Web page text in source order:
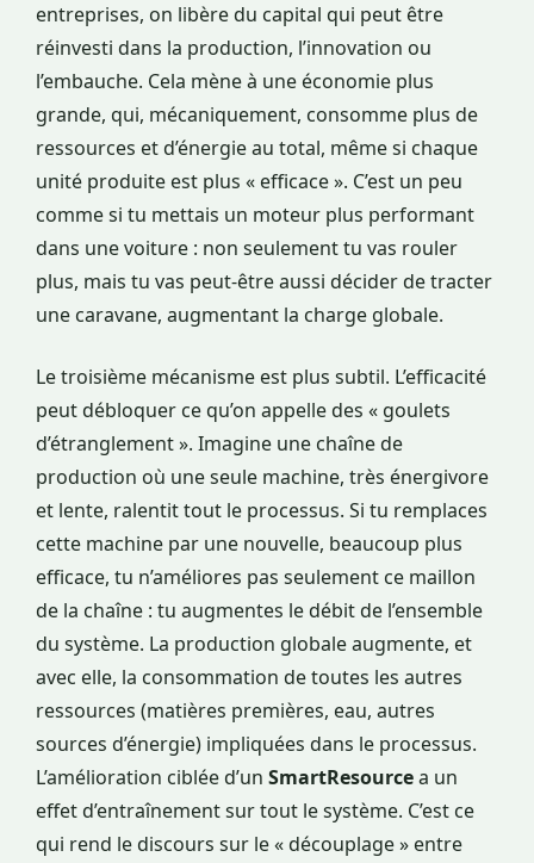
entreprises, on libère du capital qui peut être
réinvesti dans la production, l’innovation ou
l’embauche. Cela mène à une économie plus
grande, qui, mécaniquement, consomme plus de
ressources et d’énergie au total, même si chaque
unité produite est plus « efficace ». C’est un peu
comme si tu mettais un moteur plus performant
dans une voiture : non seulement tu vas rouler
plus, mais tu vas peut-être aussi décider de tracter
une caravane, augmentant la charge globale.
Le troisième mécanisme est plus subtil. L’efficacité
peut débloquer ce qu’on appelle des « goulets
d’étranglement ». Imagine une chaîne de
production où une seule machine, très énergivore
et lente, ralentit tout le processus. Si tu remplaces
cette machine par une nouvelle, beaucoup plus
efficace, tu n’améliores pas seulement ce maillon
de la chaîne : tu augmentes le débit de l’ensemble
du système. La production globale augmente, et
avec elle, la consommation de toutes les autres
ressources (matières premières, eau, autres
sources d’énergie) impliquées dans le processus.
L’amélioration ciblée d’un SmartResourcea un
effet d’entraînement sur tout le système. C’est ce
qui rend le discours sur le « découplage » entre